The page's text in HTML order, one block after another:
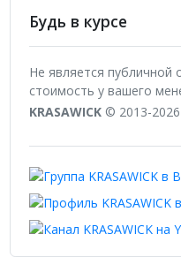
Будь в курсе
Не является публичной
стоимость у вашего
KRASAWICK © 2013-2026